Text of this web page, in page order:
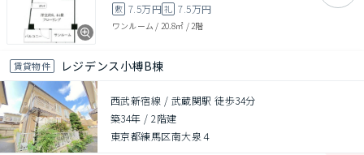
敷 7.5万円礼 7.5万円
ワンルーム / 20.8㎡ / 2階
賃貸物件 レジデンス小榑B棟
西武新宿線 / 武蔵関駅 徒歩34分
築34年 /2階建
東京都練馬区南大泉４